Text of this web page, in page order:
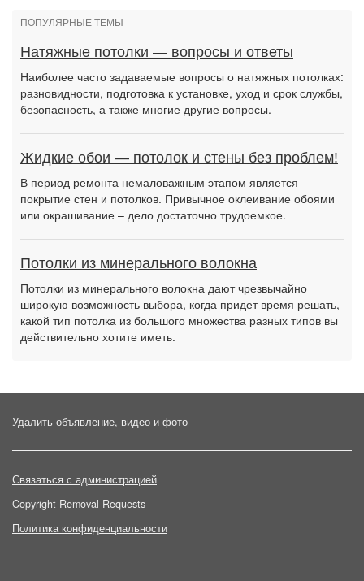
ПОПУЛЯРНЫЕ ТЕМЫ
Натяжные потолки — вопросы и ответы
Наиболее часто задаваемые вопросы о натяжных потолках:
разновидности, подготовка к установке, уход и срок службы,
безопасность, а также многие другие вопросы.
Жидкие обои — потолок и стены без проблем!
В период ремонта немаловажным этапом является
покрытие стен и потолков. Привычное оклеивание обоями
или окрашивание – дело достаточно трудоемкое.
Потолки из минерального волокна
Потолки из минерального волокна дают чрезвычайно
широкую возможность выбора, когда придет время решать,
какой тип потолка из большого множества разных типов вы
действительно хотите иметь.
Удалить объявление, видео и фото
Связаться с администрацией
Copyright Removal Requests
Политика конфиденциальности